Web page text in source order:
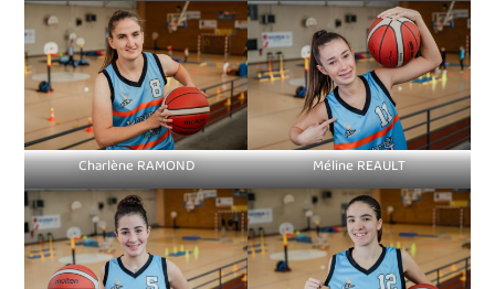
Charlène RAMOND Méline REAULT